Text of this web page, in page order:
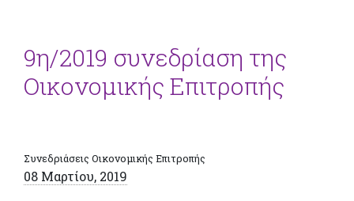
9η/2019 συνεδρίαση της
Οικονομικής Επιτροπής
Συνεδριάσεις Οικονομικής Επιτροπής
08 Μαρτίου, 2019